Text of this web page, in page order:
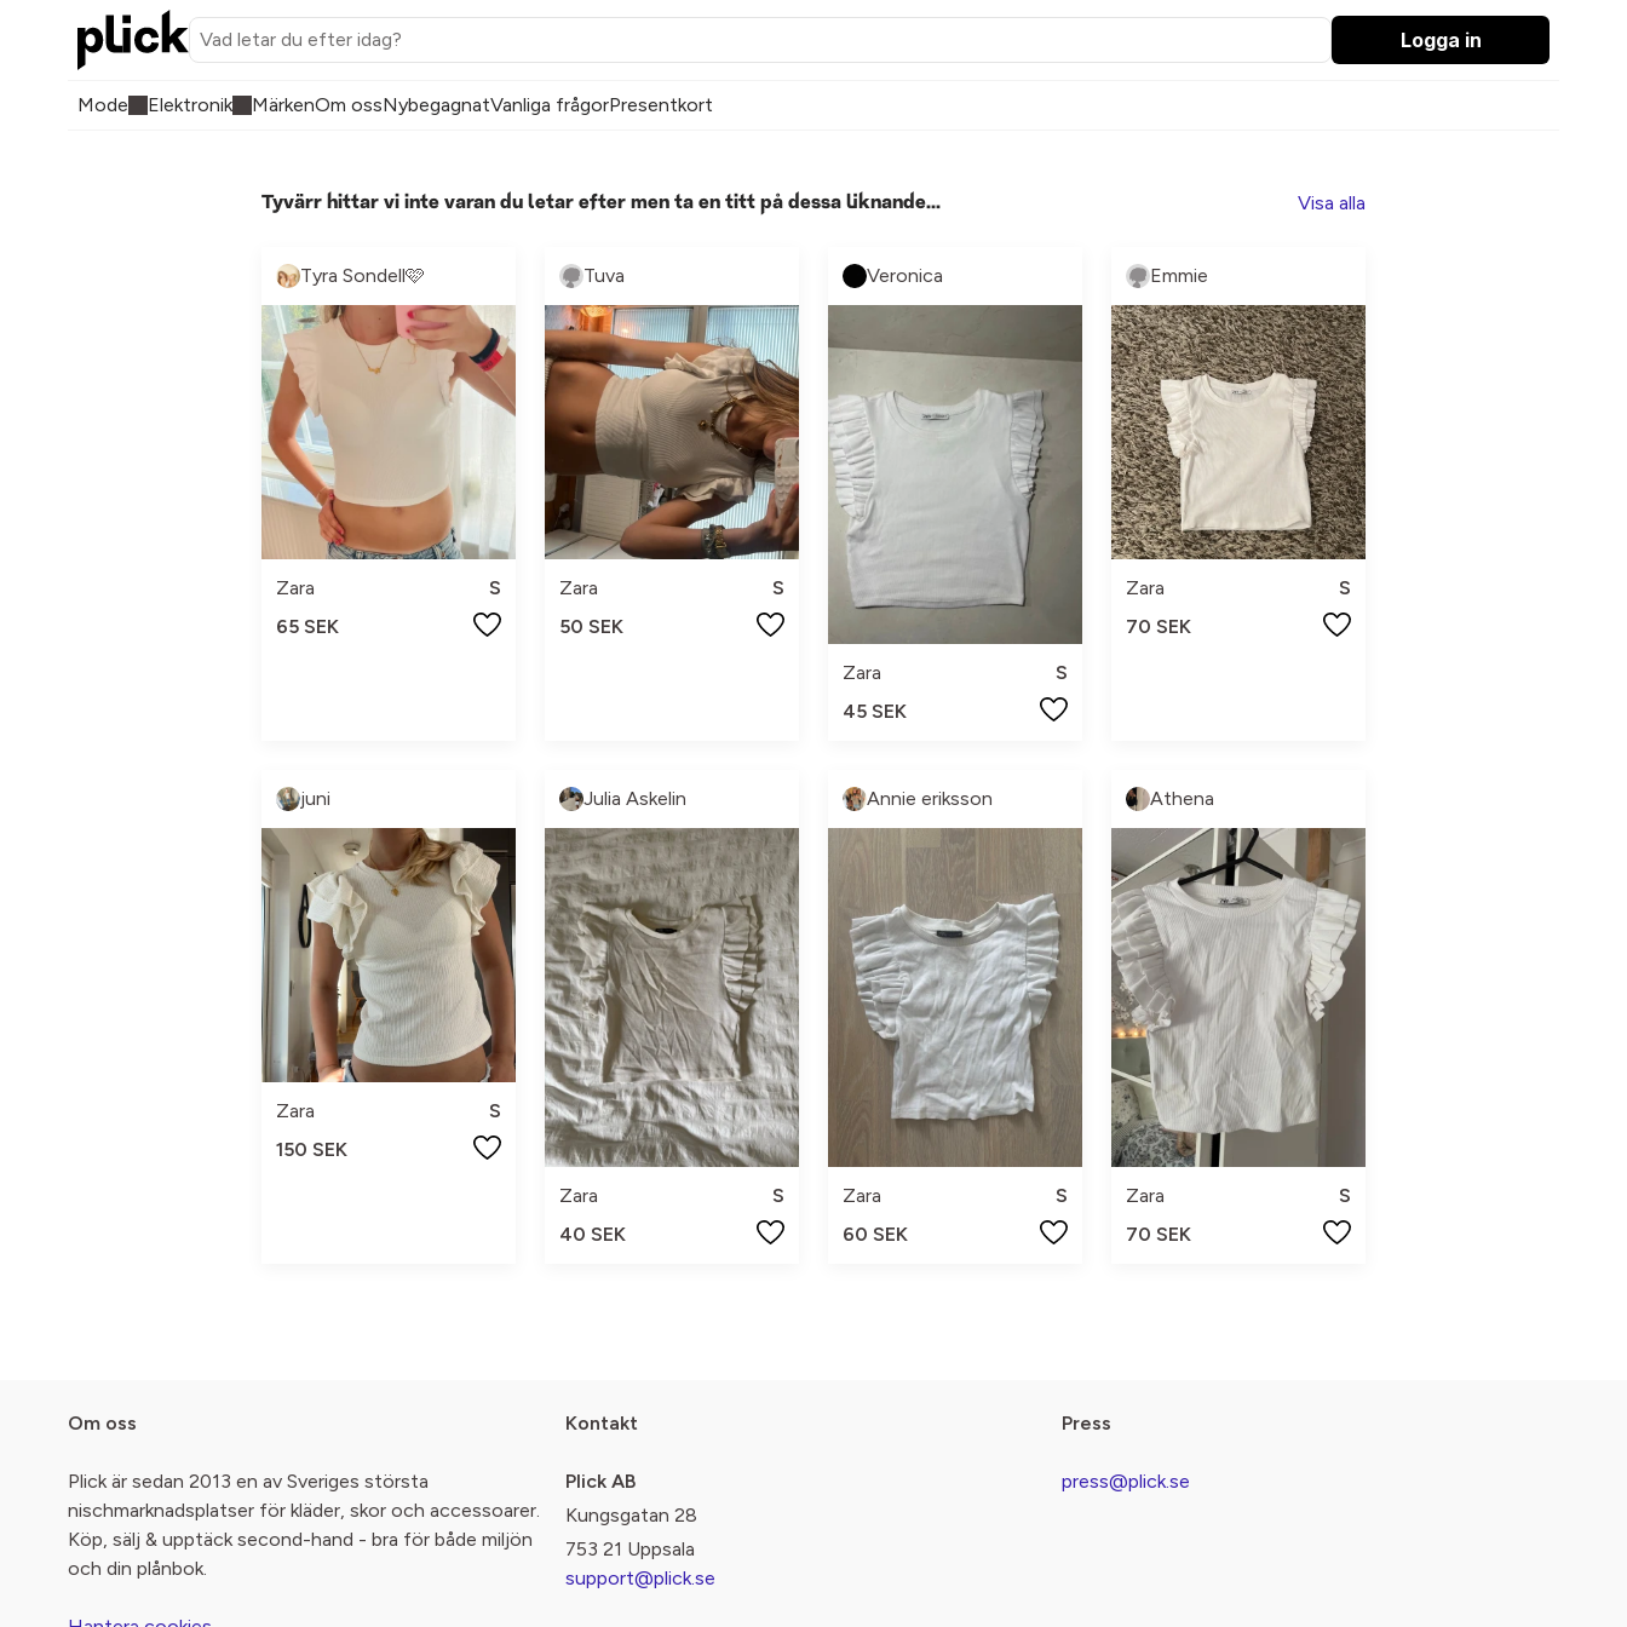
Logga in
Mode Elektronik MärkenOm ossNybegagnatVanliga frågorPresentkort
Tyvärr hittar vi inte varan du letar efter men ta en titt på dessa liknande... Visa alla
Tyra Sondell🩷
Zara
S
65 SEK
Tuva
Zara
S
50 SEK
Veronica
Zara
S
45 SEK
Emmie
Zara
S
70 SEK
juni
Zara
S
150 SEK
Julia Askelin
Zara
S
40 SEK
Annie eriksson
Zara
S
60 SEK
Athena
Zara
S
70 SEK
Om oss
Plick är sedan 2013 en av Sveriges största
nischmarknadsplatser för kläder, skor och accessoarer.
Köp, sälj & upptäck second-hand - bra för både miljön
och din plånbok.
Kontakt
Plick AB
Kungsgatan 28
753 21 Uppsala
support@plick.se
Press
press@plick.se